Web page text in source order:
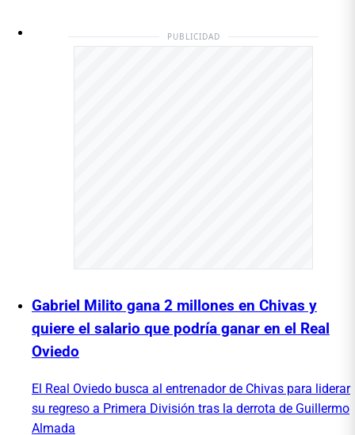
PUBLICIDAD
Gabriel Milito gana 2 millones en Chivas y
quiere el salario que podría ganar en el Real
Oviedo
El Real Oviedo busca al entrenador de Chivas para liderar
su regreso a Primera División tras la derrota de Guillermo
Almada